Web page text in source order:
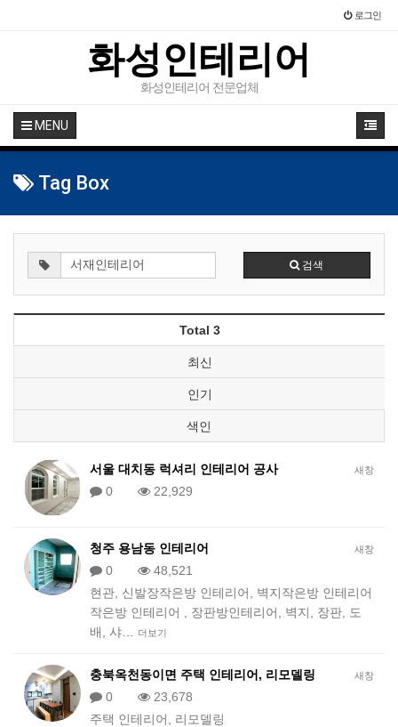
로그인
화성인테리어
화성인테리어 전문업체
MENU
Tag Box
검색
Total 3
최신
인기
색인
새창
서울 대치동 럭셔리 인테리어 공사
0
22,929
새창
청주 용남동 인테리어
0
48,521
현관, 신발장작은방 인테리어, 벽지작은방 인테리어
작은방 인테리어 , 장판방인테리어, 벽지, 장판, 도
배, 샤…
더보기
새창
충북옥천동이면 주택 인테리어, 리모델링
0
23,678
주택 인테리어, 리모델링